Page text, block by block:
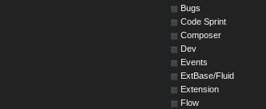
Bugs
Code Sprint
Composer
Dev
Events
ExtBase/Fluid
Extension
Flow